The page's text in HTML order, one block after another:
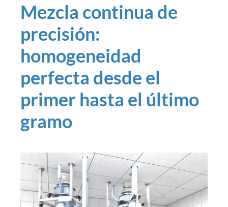
Mezcla continua de
precisión:
homogeneidad
perfecta desde el
primer hasta el último
gramo